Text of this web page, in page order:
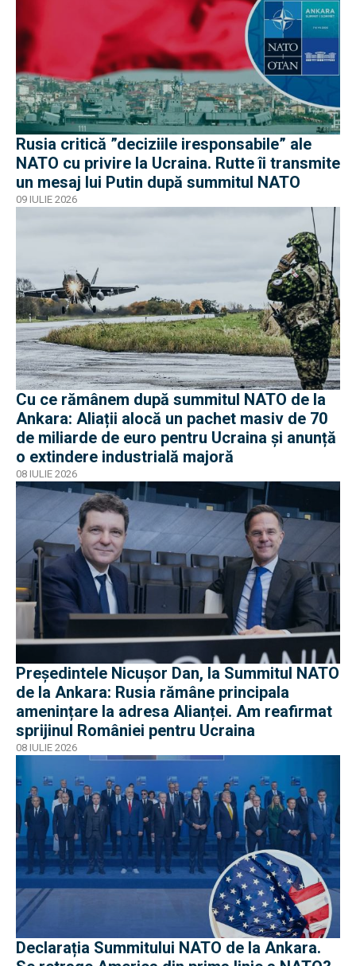
Rusia critică ”deciziile iresponsabile” ale
NATO cu privire la Ucraina. Rutte îi transmite
un mesaj lui Putin după summitul NATO
09 IULIE 2026
Cu ce rămânem după summitul NATO de la
Ankara: Aliații alocă un pachet masiv de 70
de miliarde de euro pentru Ucraina și anunță
o extindere industrială majoră
08 IULIE 2026
Președintele Nicușor Dan, la Summitul NATO
de la Ankara: Rusia rămâne principala
amenințare la adresa Alianței. Am reafirmat
sprijinul României pentru Ucraina
08 IULIE 2026
Declarația Summitului NATO de la Ankara.